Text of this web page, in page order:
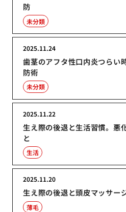
防
未分類
歯茎のアフタ性口内炎つらい
防術
2025.11.24
未分類
生え際の後退と生活習慣。悪
と
2025.11.22
生活
生え際の後退と頭皮マッサー
2025.11.20
薄毛